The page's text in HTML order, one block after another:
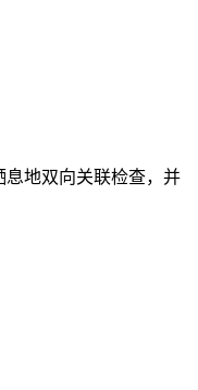
地双向关联检查，并